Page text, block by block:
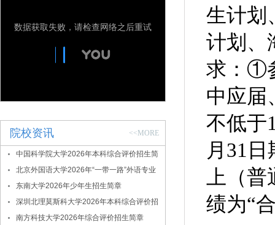
数据获取失败，请检查网络之后重试
院校资讯 <<MORE
中国科学院大学2026年本科综合评价招生简
章
北京外国语大学2026年“一带一路”外语专业
综合评价招生简章
东南大学2026年少年生招生简章
深圳北理莫斯科大学2026年本科综合评价招
生简章
南方科技大学2026年综合评价招生简章
生计划
计划、
求：①
中应届
不低于
月31
上（
绩为“